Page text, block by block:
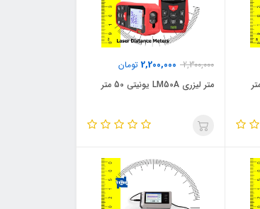
2,300,000
2,200,000 تومان
متر لیزری LM50A یونیتی 50 متر